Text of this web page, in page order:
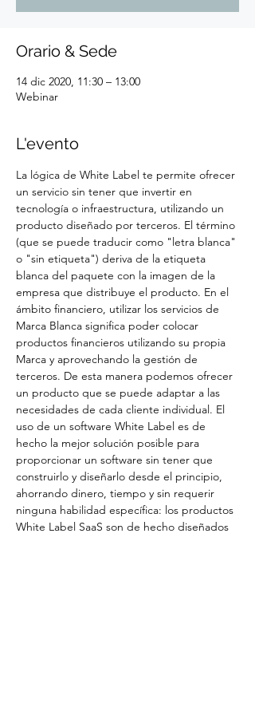
Orario & Sede
14 dic 2020, 11:30 – 13:00
Webinar
L'evento
La lógica de White Label te permite ofrecer
un servicio sin tener que invertir en
tecnología o infraestructura, utilizando un
producto diseñado por terceros. El término
(que se puede traducir como "letra blanca"
o "sin etiqueta") deriva de la etiqueta
blanca del paquete con la imagen de la
empresa que distribuye el producto. En el
ámbito financiero, utilizar los servicios de
Marca Blanca significa poder colocar
productos financieros utilizando su propia
Marca y aprovechando la gestión de
terceros. De esta manera podemos ofrecer
un producto que se puede adaptar a las
necesidades de cada cliente individual. El
uso de un software White Label es de
hecho la mejor solución posible para
proporcionar un software sin tener que
construirlo y diseñarlo desde el principio,
ahorrando dinero, tiempo y sin requerir
ninguna habilidad específica: los productos
White Label SaaS son de hecho diseñados